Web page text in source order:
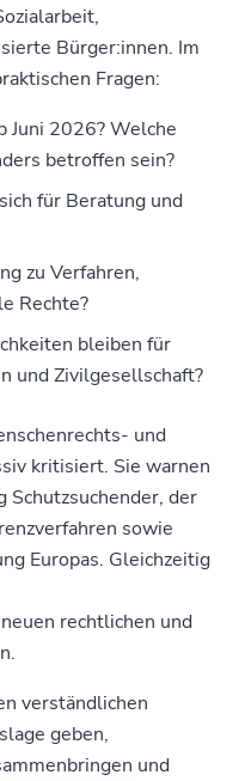
Bürger:innen. Im
Fragen:
Juni 2026? Welche
betroffen sein?
für Beratung und
zu Verfahren,
Rechte?
bleiben für
und Zivilgesellschaft?
und
kritisiert. Sie warnen
der
sowie
Europas. Gleichzeitig
rechtlichen und
verständlichen
geben,
und